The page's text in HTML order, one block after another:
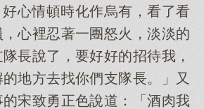
心情頓時化作烏有，看了看
心裡忍著一團怒火，淡淡的
長說了，要好好的招待我，
地方去找你們支隊長。」又
宋致勇正色說道：「酒肉我